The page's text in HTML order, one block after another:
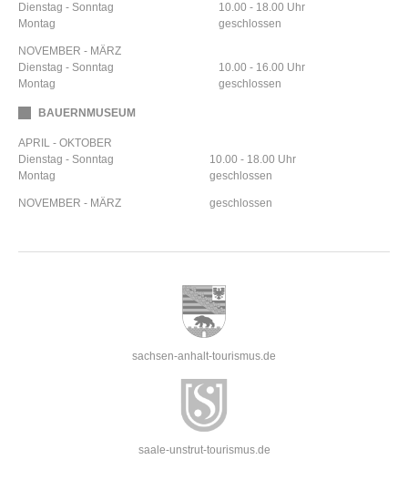
Dienstag - Sonntag
Montag
10.00 - 18.00 Uhr
geschlossen
NOVEMBER - MÄRZ
Dienstag - Sonntag
Montag
10.00 - 16.00 Uhr
geschlossen
BAUERNMUSEUM
APRIL - OKTOBER
Dienstag - Sonntag
Montag
10.00 - 18.00 Uhr
geschlossen
NOVEMBER - MÄRZ geschlossen
sachsen-anhalt-tourismus.de
saale-unstrut-tourismus.de